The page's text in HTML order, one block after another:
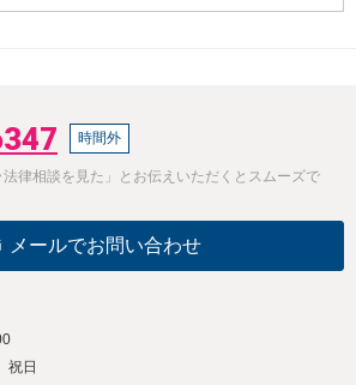
時間外
律相談を見た」とお伝えいただくとスムーズで
メールでお問い合わせ
祝日